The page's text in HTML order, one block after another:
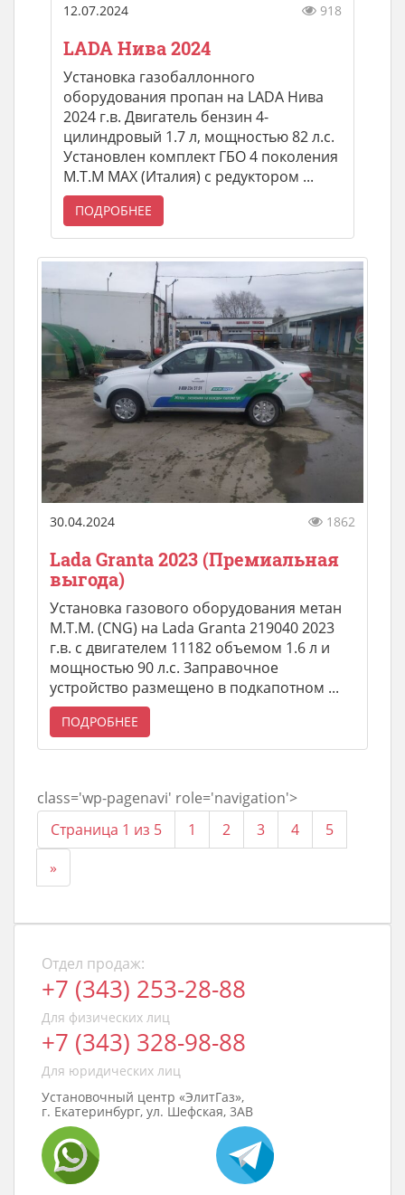
12.07.2024 918
LADA Нива 2024
Установка газобаллонного
оборудования пропан на LADA Нива
2024 г.в. Двигатель бензин 4-
цилиндровый 1.7 л, мощностью 82 л.с.
Установлен комплект ГБО 4 поколения
M.T.M MAX (Италия) с редуктором ...
ПОДРОБНЕЕ
30.04.2024 1862
Lada Granta 2023 (Премиальная
выгода)
Установка газового оборудования метан
M.T.M. (CNG) на Lada Granta 219040 2023
г.в. с двигателем 11182 объемом 1.6 л и
мощностью 90 л.с. Заправочное
устройство размещено в подкапотном ...
ПОДРОБНЕЕ
class='wp-pagenavi' role='navigation'>
Страница 1 из 5
1 2 3 4
5
»
Отдел продаж:
+7 (343) 253-28-88
Для физических лиц
+7 (343) 328-98-88
Для юридических лиц
Установочный центр «ЭлитГаз»,
г. Екатеринбург, ул. Шефская, 3АВ